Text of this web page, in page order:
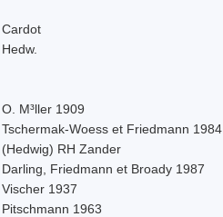
Cardot
Hedw.
O. M³ller 1909
Tschermak-Woess et Friedmann 1984
(Hedwig) RH Zander
Darling, Friedmann et Broady 1987
Vischer 1937
Pitschmann 1963